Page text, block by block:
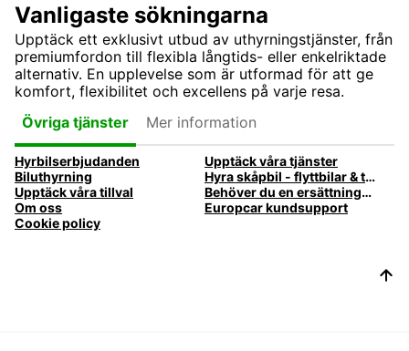
Vanligaste sökningarna
Upptäck ett exklusivt utbud av uthyrningstjänster, från
premiumfordon till flexibla långtids- eller enkelriktade
alternativ. En upplevelse som är utformad för att ge
komfort, flexibilitet och excellens på varje resa.
Övriga tjänster
Mer information
Hyrbilserbjudanden
Upptäck våra tjänster
Biluthyrning
Hyra skåpbil - flyttbilar & transportbilar | Europcar Biluthyrning
Upptäck våra tillval
Behöver du en ersättningsbil när din bil är på verkstaden?
Om oss
Europcar kundsupport
Cookie policy